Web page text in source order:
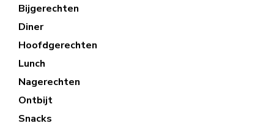
Bijgerechten
Diner
Hoofdgerechten
Lunch
Nagerechten
Ontbijt
Snacks